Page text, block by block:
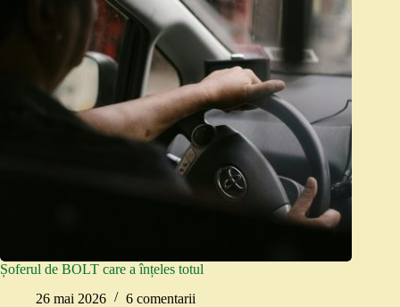
Șoferul de BOLT care a înțeles totul
26 mai 2026
6 comentarii